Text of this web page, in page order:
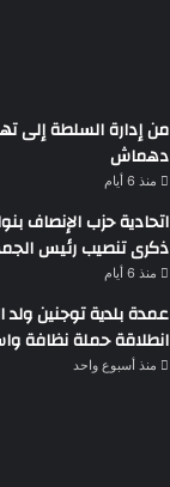
من إدارة السلطة إلى
دهماش
منذ 6 أيام
اتحادية حزب الإنصاف
ذكرى تنصيب رئيس
منذ 6 أيام
عمدة بلدية توجنين
انطلاقة حملة نظافة
منذ أسبوع واحد